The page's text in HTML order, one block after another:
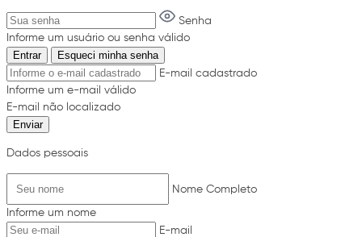
Senha
Informe um usuário ou senha válido
Entrar Esqueci minha senha
E-mail cadastrado
Informe um e-mail válido
E-mail não localizado
Enviar
Dados pessoais
Nome Completo
Informe um nome
E-mail